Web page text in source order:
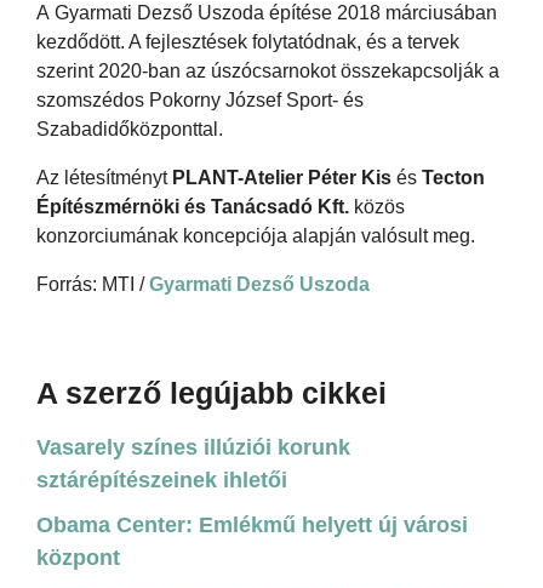
A Gyarmati Dezső Uszoda építése 2018 márciusában
kezdődött. A fejlesztések folytatódnak, és a tervek
szerint 2020-ban az úszócsarnokot összekapcsolják a
szomszédos Pokorny József Sport- és
Szabadidőközponttal.
Az létesítményt PLANT-Atelier Péter Kis és Tecton
Építészmérnöki és Tanácsadó Kft. közös
konzorciumának koncepciója alapján valósult meg.
Forrás: MTI /Gyarmati Dezső Uszoda
A szerző legújabb cikkei
Vasarely színes illúziói korunk
sztárépítészeinek ihletői
Obama Center: Emlékmű helyett új városi
központ